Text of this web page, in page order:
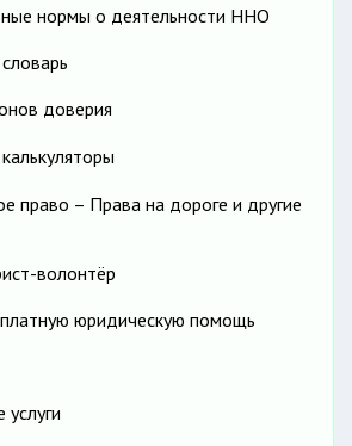
нормы о деятельности ННО
доверия
право – Права на дороге и другие
волонтёр
юридическую помощь